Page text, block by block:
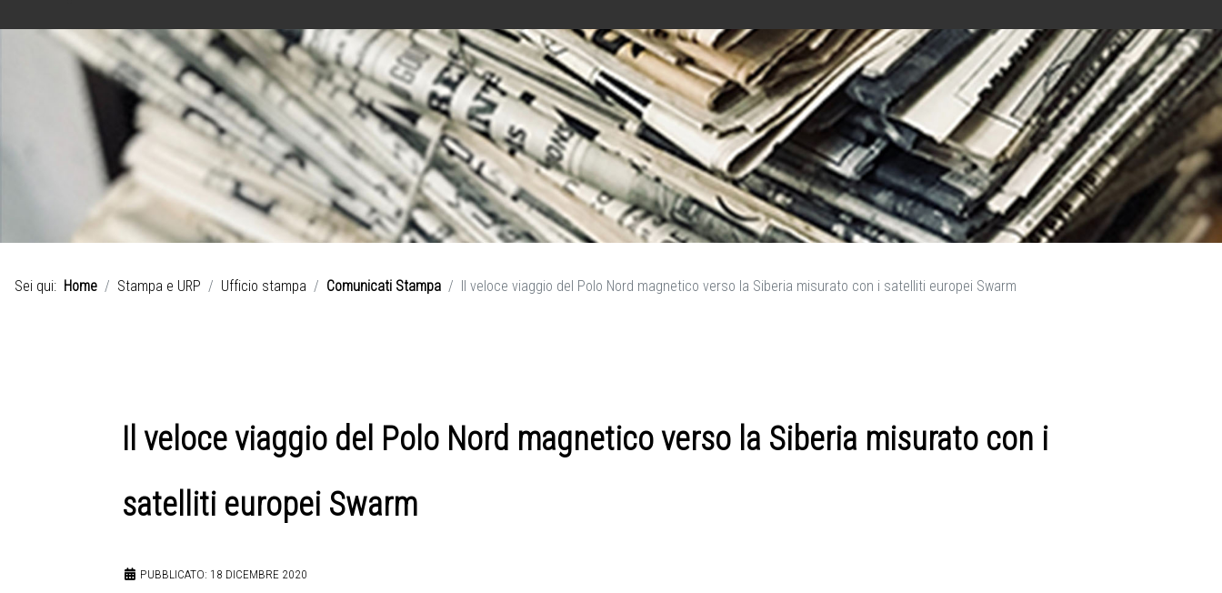
Sei qui: Home Stampa e URP Ufficio stampa Comunicati Stampa Il veloce viaggio del Polo Nord magnetico verso la Siberia misurato con i satelliti europei Swarm
Il veloce viaggio del Polo Nord magnetico verso la Siberia misurato con i
satelliti europei Swarm
PUBBLICATO: 18 DICEMBRE 2020